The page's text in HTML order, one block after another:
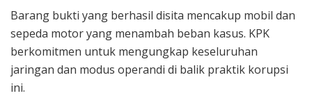
Barang bukti yang berhasil disita mencakup mobil dan
sepeda motor yang menambah beban kasus. KPK
berkomitmen untuk mengungkap keseluruhan
jaringan dan modus operandi di balik praktik korupsi
ini.